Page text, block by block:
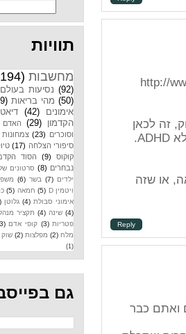
(194) תזונה
נסיעות בעולם (78) מחקרים
מהי בריאות (49) פילוסופית
דיאטה (30)
האדם הקדמון (24)
צמחונות (20) ריצה (19)
(17) טיולים (14)
הסוד הקדמוני (8) כבד
סרטונים שלי (7) פסח (7)
(6) משפחה (6) עצמאות
חמאה (5) כסף (5) עיתונות
גלוטן (4) גנטיקה (4)
תקציר מנהלים (4) דגים (3)
פטריות
קופי אדם (3) שינוי (3) אורגני
(2) שוק (2) תוספי תזונה
(1)
גם בפייסבוק -